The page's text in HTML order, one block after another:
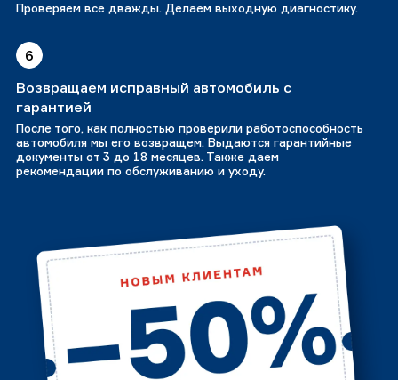
Проверяем все дважды. Делаем выходную диагностику.
6
Возвращаем исправный автомобиль с
гарантией
После того, как полностью проверили работоспособность
автомобиля мы его возвращем. Выдаются гарантийные
документы от 3 до 18 месяцев. Также даем
рекомендации по обслуживанию и уходу.